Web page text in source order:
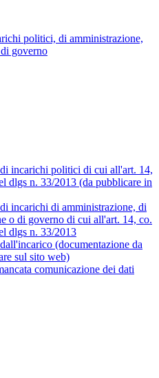
politici, di amministrazione,
governo
incarichi politici di cui all'art. 14,
dlgs n. 33/2013 (da pubblicare in
incarichi di amministrazione, di
o di governo di cui all'art. 14, co.
dlgs n. 33/2013
(documentazione da
sul sito web)
comunicazione dei dati